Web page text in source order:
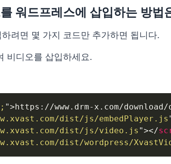
워드프레스에 삽입하는 방법
려면 몇 가지 코드만 추가하면 됩니다.
비디오를 삽입하세요.
; ">https://www.drm-x.com/download/
dist/js/embedPlayer.js
dist/js/video.js "></
dist/wordpress/